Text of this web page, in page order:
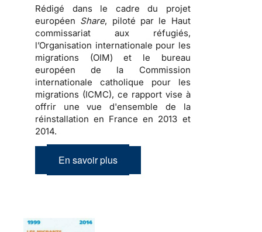
Rédigé dans le cadre du projet
européen Share, piloté par le Haut
commissariat aux réfugiés,
l’Organisation internationale pour les
migrations (OIM) et le bureau
européen de la Commission
internationale catholique pour les
migrations (ICMC), ce rapport vise à
offrir une vue d'ensemble de la
réinstallation en France en 2013 et
2014.
En savoir plus